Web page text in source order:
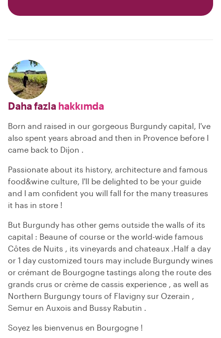
Daha fazla hakkımda
Born and raised in our gorgeous Burgundy capital, I've
also spent years abroad and then in Provence before I
came back to Dijon .
Passionate about its history, architecture and famous
food&wine culture, I'll be delighted to be your guide
and I am confident you will fall for the many treasures
it has in store !
But Burgundy has other gems outside the walls of its
capital : Beaune of course or the world-wide famous
Côtes de Nuits , its vineyards and chateaux .Half a day
or 1 day customized tours may include Burgundy wines
or crémant de Bourgogne tastings along the route des
grands crus or crème de cassis experience , as well as
Northern Burgungy tours of Flavigny sur Ozerain ,
Semur en Auxois and Bussy Rabutin .
Soyez les bienvenus en Bourgogne !